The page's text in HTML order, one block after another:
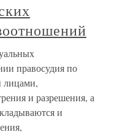
правосудия по
лицами,
и разрешения, а
и